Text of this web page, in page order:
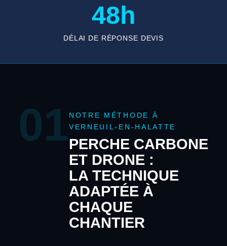
48h
DÉLAI DE RÉPONSE DEVIS
01 NOTRE MÉTHODE À
VERNEUIL-EN-HALATTE
PERCHE CARBONE
ET DRONE :
LA TECHNIQUE
ADAPTÉE À
CHAQUE
CHANTIER